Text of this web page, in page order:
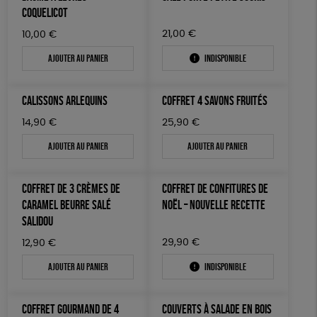
LIVRES
JEUX
Fabrication artisanale
Textile Bio Fabriqué en France
COQUELICOT
10,00 €
Ajouter au panier
21,00 €
Indisponible
CALISSONS ARLEQUINS
14,90 €
Ajouter au panier
COFFRET 4 SAVONS FRUITÉS
25,90 €
Ajouter au panier
COFFRET DE 3 CRÈMES DE
CARAMEL BEURRE SALÉ
SALIDOU
12,90 €
Ajouter au panier
COFFRET DE CONFITURES DE
NOËL – NOUVELLE RECETTE
29,90 €
Indisponible
COFFRET GOURMAND DE 4
COUVERTS À SALADE EN BOIS